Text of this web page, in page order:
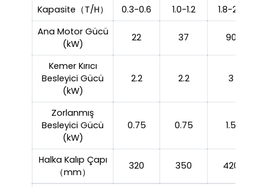
Kapasite（T/H）
0.3-0.6 1.0-1.2 1.8-2.0
Ana Motor Gücü
(kW)
22 37 90
Kemer Kırıcı
Besleyici Gücü
(kW)
2.2 2.2 3
Zorlanmış
Besleyici Gücü
(kW)
0.75 0.75 1.5
Halka Kalıp Çapı
（mm）
320 350 420